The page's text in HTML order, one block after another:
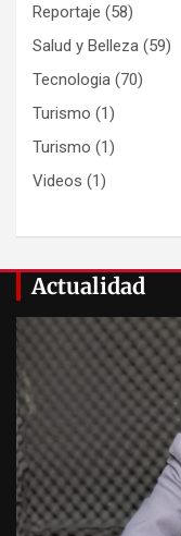
Reportaje (58)
Salud y Belleza (59)
Tecnologia (70)
Turismo (1)
Turismo (1)
Videos (1)
Actualidad